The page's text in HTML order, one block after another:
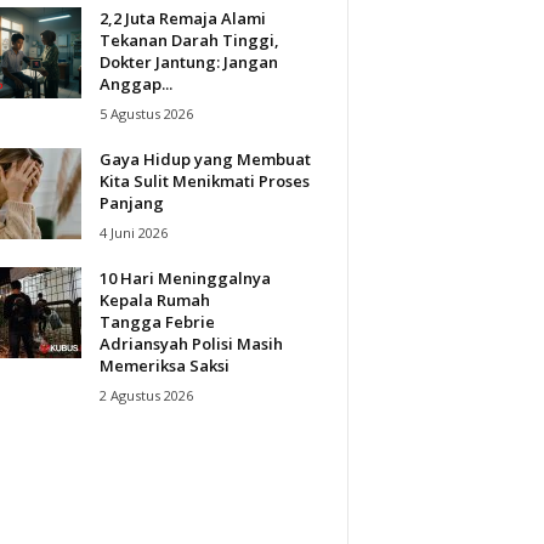
2,2 Juta Remaja Alami
Tekanan Darah Tinggi,
Dokter Jantung: Jangan
Anggap...
5 Agustus 2026
Gaya Hidup yang Membuat
Kita Sulit Menikmati Proses
Panjang
4 Juni 2026
10 Hari Meninggalnya
Kepala Rumah
Tangga Febrie
Adriansyah Polisi Masih
Memeriksa Saksi
2 Agustus 2026